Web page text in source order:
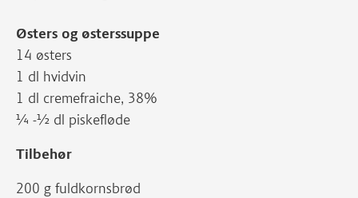
Østers og østerssuppe
14 østers
1 dl hvidvin
1 dl cremefraiche, 38%
¼ -½ dl piskefløde
Tilbehør
200 g fuldkornsbrød